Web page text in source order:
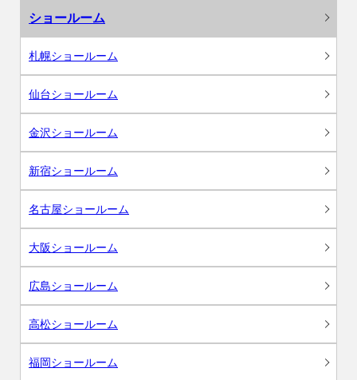
ショールーム
札幌ショールーム
仙台ショールーム
金沢ショールーム
新宿ショールーム
名古屋ショールーム
大阪ショールーム
広島ショールーム
高松ショールーム
福岡ショールーム